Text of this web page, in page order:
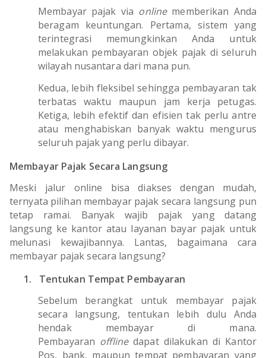
Membayar pajak via onlinememberikan Anda
beragam keuntungan. Pertama, sistem yang
terintegrasi memungkinkan Anda untuk
melakukan pembayaran objek pajak di seluruh
wilayah nusantara dari mana pun.
Kedua, lebih fleksibel sehingga pembayaran tak
terbatas waktu maupun jam kerja petugas.
Ketiga, lebih efektif dan efisien tak perlu antre
atau menghabiskan banyak waktu mengurus
seluruh pajak yang perlu dibayar.
Membayar Pajak Secara Langsung
Meski jalur online bisa diakses dengan mudah,
ternyata pilihan membayar pajak secara langsung pun
tetap ramai. Banyak wajib pajak yang datang
langsung ke kantor atau layanan bayar pajak untuk
melunasi kewajibannya. Lantas, bagaimana cara
membayar pajak secara langsung?
1.
Tentukan Tempat Pembayaran
Sebelum berangkat untuk membayar pajak
secara langsung, tentukan lebih dulu Anda
hendak membayar di mana.
Pembayaran offlinedapat dilakukan di Kantor
Pos, bank, maupun tempat pembayaran yang